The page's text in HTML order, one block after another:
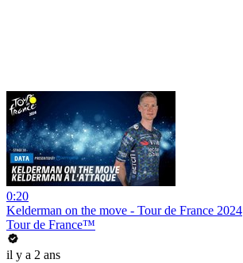
0:20
Kelderman on the move - Tour de France 2024
Tour de France™
il y a 2 ans